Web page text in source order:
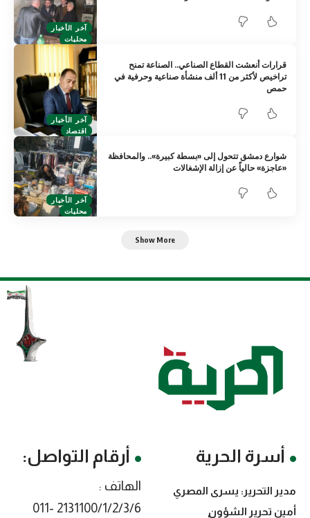
آخر الأخبار
محليات
آخر الأخبار
اقتصاد
قرارات أنعشت القطاع الصناعي.. الصناعة تمنح
تراخيص لأكثر من 11 ألف منشأة صناعية وحرفية ‏في
حمص‏
آخر الأخبار
محليات
شوارع دمشق تتحول إلى «بسطة كبيرة».. والمحافظة
«عاجزة» حالياً عن إزالة الإشغالات
Show More
أسرة الحرية
مدير التحرير: يسرى المصري
أمين تحرير الشؤون
أرقام التواصل:
الهاتف :
2131100/1/2/3/6 -011